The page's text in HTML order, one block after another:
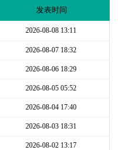
发表时间
2026-08-08 13:11
2026-08-07 18:32
2026-08-06 18:29
2026-08-05 05:52
2026-08-04 17:40
2026-08-03 18:31
2026-08-02 13:17